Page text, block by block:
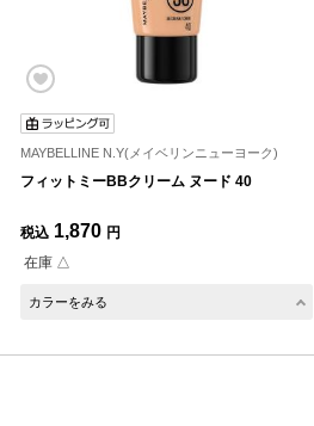
MAYBELLINE N.Y(メイベリンニューヨーク)
フィットミーBBクリーム ヌード 40
税込 1,870 円
在庫 △
カラーをみる